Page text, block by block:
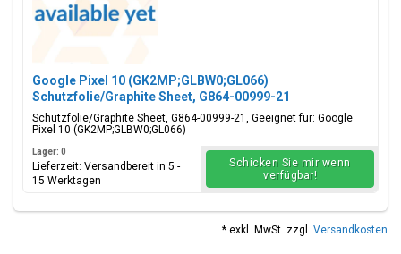
Google Pixel 10 (GK2MP;GLBW0;GL066)
Schutzfolie/Graphite Sheet, G864-00999-21
Schutzfolie/Graphite Sheet, G864-00999-21, Geeignet für: Google
Pixel 10 (GK2MP;GLBW0;GL066)
Lager: 0
Lieferzeit: Versandbereit in 5 -
15 Werktagen
Schicken Sie mir wenn
verfügbar!
* exkl. MwSt. zzgl. Versandkosten